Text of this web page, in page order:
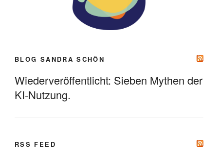
BLOG SANDRA SCHÖN
Wiederveröffentlicht: Sieben Mythen der
KI-Nutzung.
RSS FEED